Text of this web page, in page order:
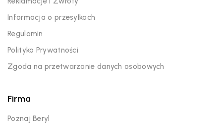
Informacja o przesyłkach
Regulamin
Polityka Prywatności
Zgoda na przetwarzanie danych osobowych
Firma
Poznaj Beryl